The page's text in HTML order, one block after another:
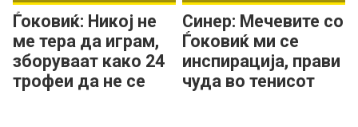
Ѓоковиќ: Никој не
ме тера да играм,
зборуваат како 24
трофеи да не се
Синер: Мечевите со
Ѓоковиќ ми се
инспирација, прави
чуда во тенисот